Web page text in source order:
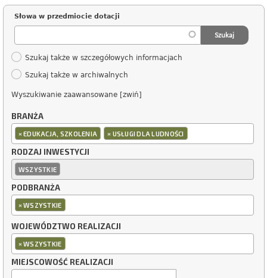
Słowa w przedmiocie dotacji
Szukaj także w szczegółowych informacjach
Szukaj także w archiwalnych
Wyszukiwanie zaawansowane [zwiń]
BRANŻA
×EDUKACJA, SZKOLENIA × USŁUGI DLA LUDNOŚCI
RODZAJ INWESTYCJI
WSZYSTKIE
PODBRANŻA
×WSZYSTKIE
WOJEWÓDZTWO REALIZACJI
×WSZYSTKIE
MIEJSCOWOŚĆ REALIZACJI